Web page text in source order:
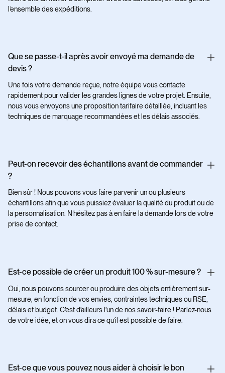
l’ensemble des expéditions.
Que se passe-t-il après avoir envoyé ma demande de
devis ?
Une fois votre demande reçue, notre équipe vous contacte
rapidement pour valider les grandes lignes de votre projet. Ensuite,
nous vous envoyons une proposition tarifaire détaillée, incluant les
techniques de marquage recommandées et les délais associés.
Peut-on recevoir des échantillons avant de commander
?
Bien sûr ! Nous pouvons vous faire parvenir un ou plusieurs
échantillons afin que vous puissiez évaluer la qualité du produit ou de
la personnalisation. N’hésitez pas à en faire la demande lors de votre
prise de contact.
Est-ce possible de créer un produit 100 % sur-mesure ?
Oui, nous pouvons sourcer ou produire des objets entièrement sur-
mesure, en fonction de vos envies, contraintes techniques ou RSE,
délais et budget. C’est d’ailleurs l’un de nos savoir-faire ! Parlez-nous
de votre idée, et on vous dira ce qu’il est possible de faire.
Est-ce que vous pouvez nous aider à choisir le bon